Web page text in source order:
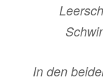
In den